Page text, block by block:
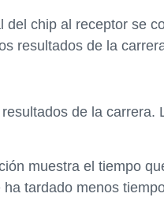
del chip al receptor se
resultados de la
de la carrera.
muestra el tiempo
tardado menos